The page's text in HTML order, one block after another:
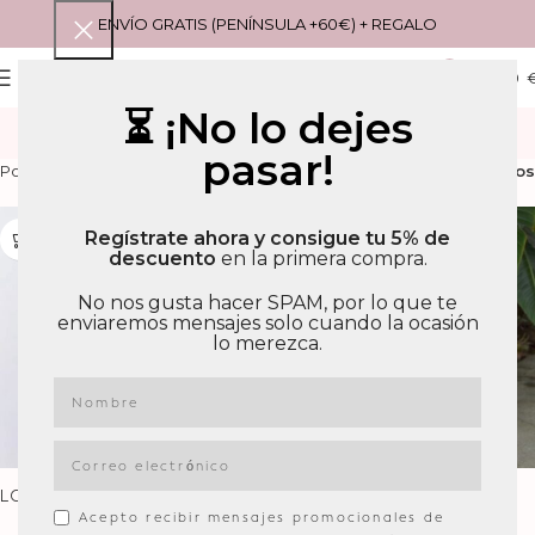
⏳ ¡No lo dejes
pasar!
Regístrate ahora y consigue tu 5% de
descuento en la primera compra.
No nos gusta hacer SPAM, por lo que te
enviaremos mensajes solo cuando la ocasión
lo merezca.
Acepto recibir mensajes promocionales de
ENVÍO GRATIS (PENÍNSULA +60€) + REGALO
0,00
COMPRA POR LOOK
Portada COMPRA POR LOOK» Página 4 Filtros
LOOK VICHY VEGA